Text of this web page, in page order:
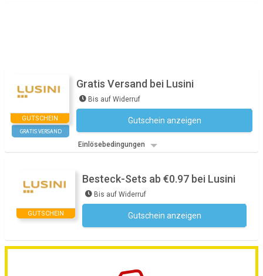
GUTSCHEIN
GRATIS VERSAND
Gratis Versand bei Lusini
Bis auf Widerruf
Gutschein anzeigen
Einlösebedingungen
GUTSCHEIN
Besteck-Sets ab €0.97 bei Lusini
Bis auf Widerruf
Gutschein anzeigen